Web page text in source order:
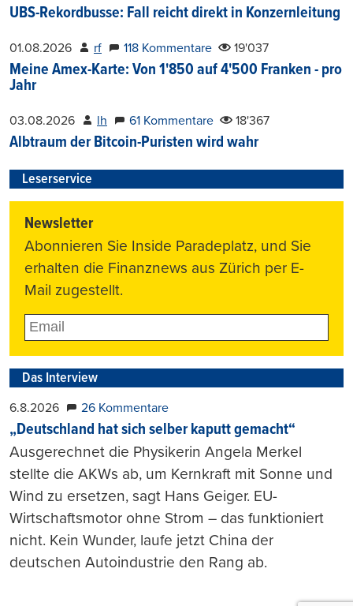
UBS-Rekordbusse: Fall reicht direkt in Konzernleitung
01.08.2026 rf 118 Kommentare 19'037
Meine Amex-Karte: Von 1'850 auf 4'500 Franken - pro
Jahr
03.08.2026 lh 61 Kommentare 18'367
Albtraum der Bitcoin-Puristen wird wahr
Leserservice
Newsletter
Abonnieren Sie Inside Paradeplatz, und Sie
erhalten die Finanznews aus Zürich per E-
Mail zugestellt.
Das Interview
6.8.2026 26 Kommentare
„Deutschland hat sich selber kaputt gemacht“
Ausgerechnet die Physikerin Angela Merkel
stellte die AKWs ab, um Kernkraft mit Sonne und
Wind zu ersetzen, sagt Hans Geiger. EU-
Wirtschaftsmotor ohne Strom – das funktioniert
nicht. Kein Wunder, laufe jetzt China der
deutschen Autoindustrie den Rang ab.